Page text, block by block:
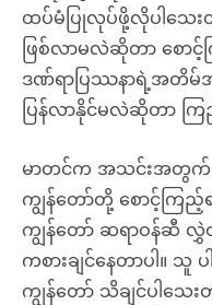
ထပ်မံပြုလုပ်ဖို့လိုပါသေ
ဖြစ်လာမလဲဆိုတာ စောင့်
ဒဏ်ရာပြဿနာရဲ့အတိမ်
ပြန်လာနိုင်မလဲဆိုတာ ကြ
မာတင်က အသင်းအတွက် န
ကျွန်တော်တို့ စောင့်ကြည့်
ကျွန်တော် ဆရာဝန်ဆီ လွှဲ
ကစားချင်နေတာပါ။ သူ
ကျွန်တော် သိချင်ပါသေ